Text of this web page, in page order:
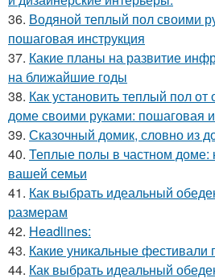
36. Водяной теплый пол своими
пошаговая инструкция
37. Какие планы на развитие
на ближайшие годы
38. Как установить теплый пол
доме своими руками: пошаговая
39. Сказочный домик, словно из
40. Теплые полы в частном доме:
вашей семьи
41. Как выбрать идеальный
размерам
42. Headlines:
43. Какие уникальные фестивали
44. Как выбрать идеальный